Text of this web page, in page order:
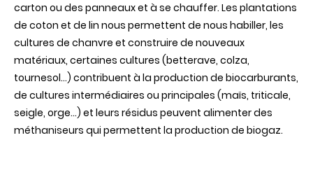
carton ou des panneaux et à se chauffer. Les plantations
de coton et de lin nous permettent de nous habiller, les
cultures de chanvre et construire de nouveaux
matériaux, certaines cultures (betterave, colza,
tournesol…) contribuent à la production de biocarburants,
de cultures intermédiaires ou principales (maïs, triticale,
seigle, orge…) et leurs résidus peuvent alimenter des
méthaniseurs qui permettent la production de biogaz.